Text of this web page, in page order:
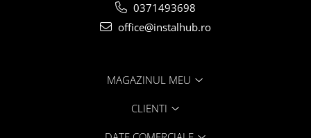
0371493698
office@instalhub.ro
MAGAZINUL MEU
CLIENTI